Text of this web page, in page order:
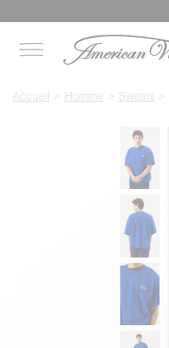
Accueil Homme Sweats